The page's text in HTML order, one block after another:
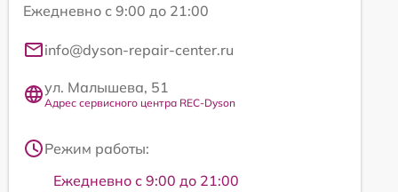
Ежедневно с 9:00 до 21:00
info@dyson-repair-center.ru
ул. Малышева, 51
Адрес сервисного центра REC-Dyson
Режим работы:
Ежедневно с 9:00 до 21:00